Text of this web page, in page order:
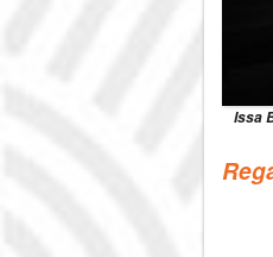
Issa